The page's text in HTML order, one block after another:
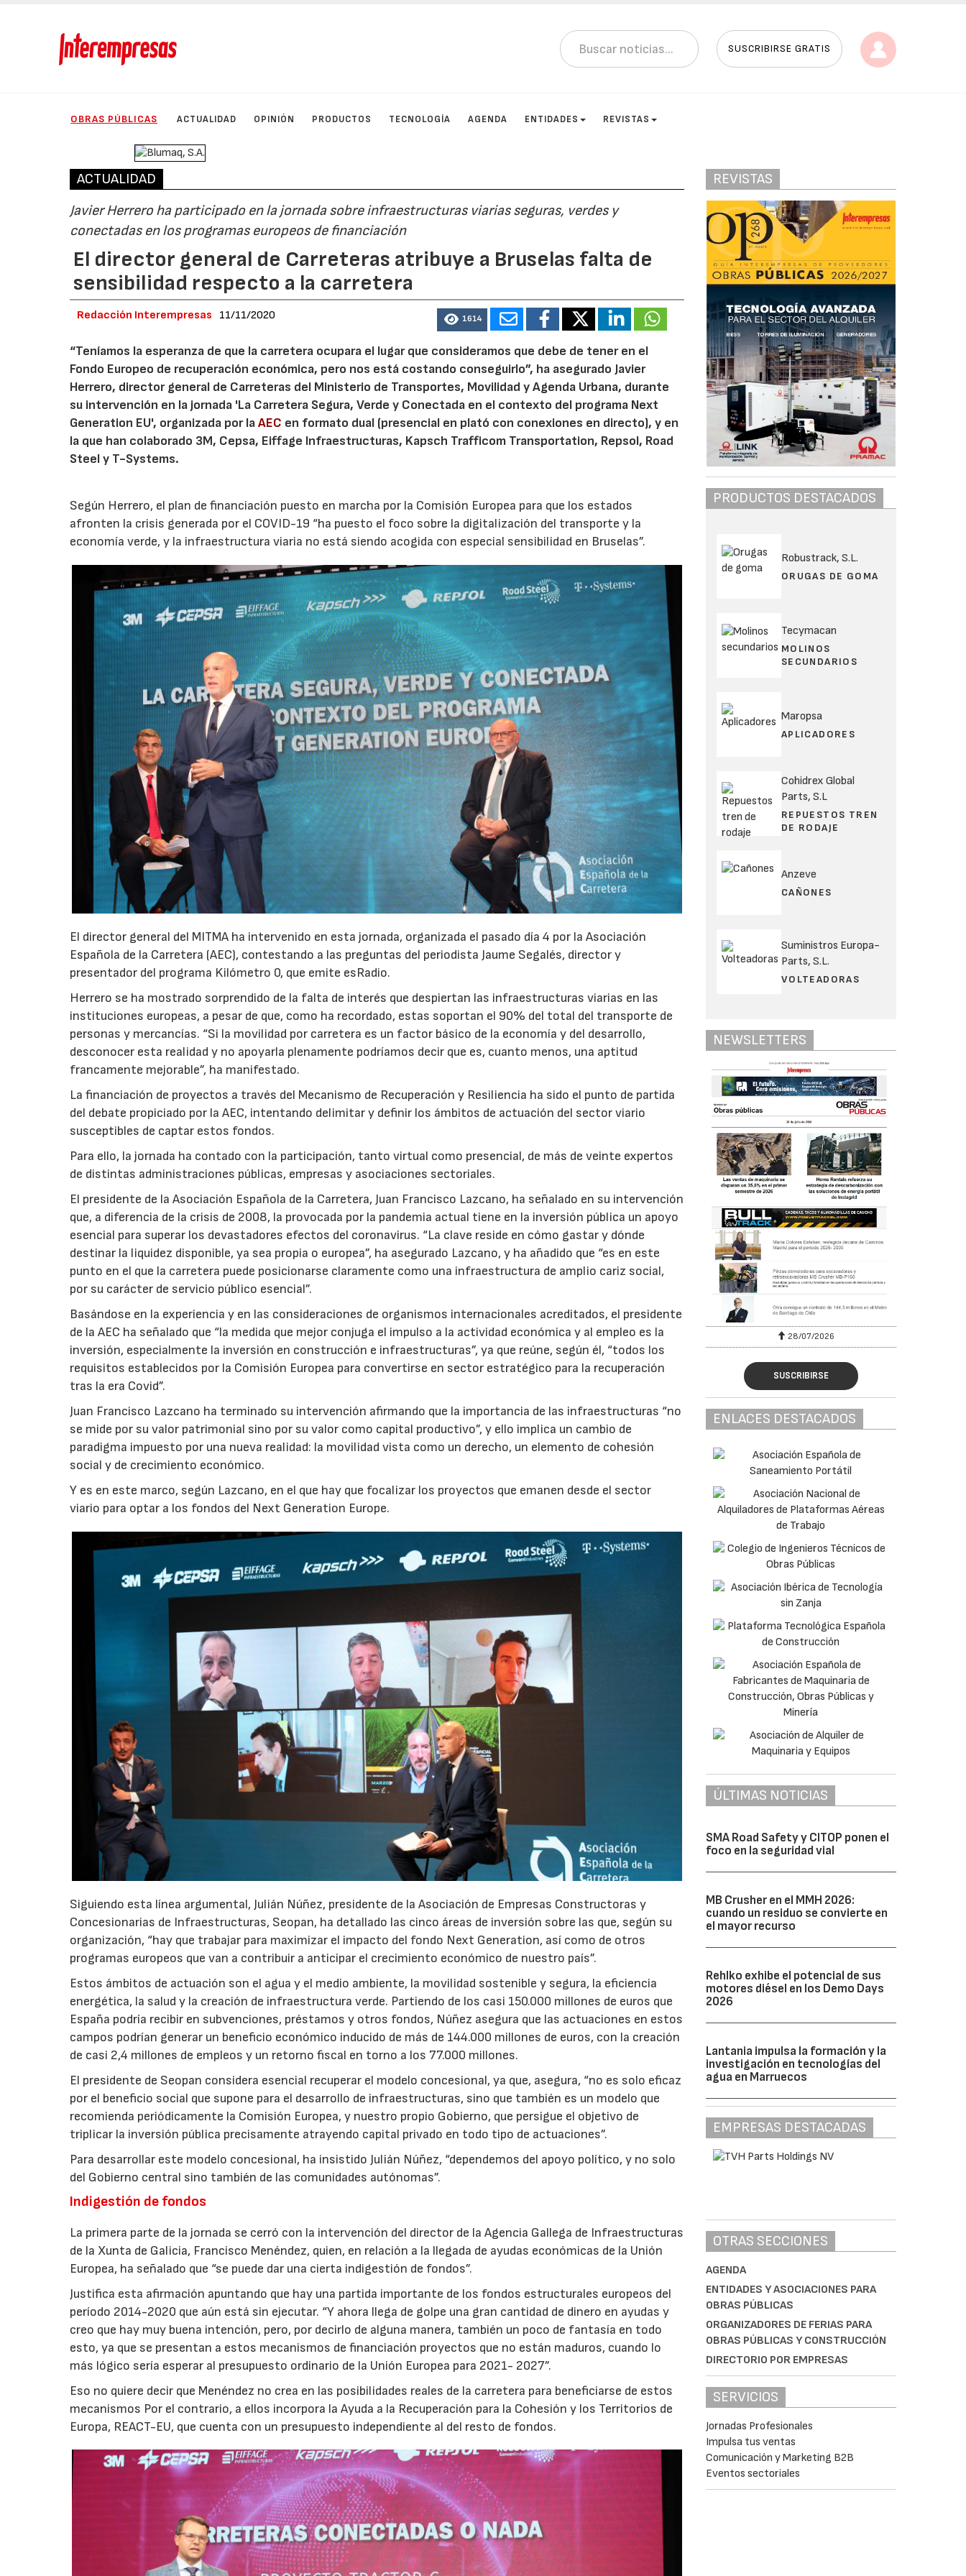
SUSCRIBIRSE GRATIS
OBRAS PÚBLICAS ACTUALIDAD OPINIÓN PRODUCTOS TECNOLOGÍA AGENDA ENTIDADES REVISTAS
ACTUALIDAD
Javier Herrero ha participado en la jornada sobre infraestructuras viarias seguras, verdes y
conectadas en los programas europeos de financiación
El director general de Carreteras atribuye a Bruselas falta de
sensibilidad respecto a la carretera
Redacción Interempresas 11/11/2020 1614
“Teníamos la esperanza de que la carretera ocupara el lugar que consideramos que debe de tener en el
Fondo Europeo de recuperación económica, pero nos está costando conseguirlo”, ha asegurado Javier
Herrero, director general de Carreteras del Ministerio de Transportes, Movilidad y Agenda Urbana, durante
su intervención en la jornada 'La Carretera Segura, Verde y Conectada en el contexto del programa Next
Generation EU', organizada por laAEC en formato dual (presencial en plató con conexiones en directo), y en
la que han colaborado 3M, Cepsa, Eiffage Infraestructuras, Kapsch Trafficom Transportation, Repsol, Road
Steel y T-Systems.
Según Herrero, el plan de financiación puesto en marcha por la Comisión Europea para que los estados
afronten la crisis generada por el COVID-19 “ha puesto el foco sobre la digitalización del transporte y la
economía verde, y la infraestructura viaria no está siendo acogida con especial sensibilidad en Bruselas”.
El director general del MITMA ha intervenido en esta jornada, organizada el pasado día 4 por la Asociación
Española de la Carretera (AEC), contestando a las preguntas del periodista Jaume Segalés, director y
presentador del programa Kilómetro 0, que emite esRadio.
Herrero se ha mostrado sorprendido de la falta de interés que despiertan las infraestructuras viarias en las
instituciones europeas, a pesar de que, como ha recordado, estas soportan el 90% del total del transporte de
personas y mercancías. “Si la movilidad por carretera es un factor básico de la economía y del desarrollo,
desconocer esta realidad y no apoyarla plenamente podríamos decir que es, cuanto menos, una aptitud
francamente mejorable”, ha manifestado.
La financiación de proyectos a través del Mecanismo de Recuperación y Resiliencia ha sido el punto de partida
del debate propiciado por la AEC, intentando delimitar y definir los ámbitos de actuación del sector viario
susceptibles de captar estos fondos.
Para ello, la jornada ha contado con la participación, tanto virtual como presencial, de más de veinte expertos
de distintas administraciones públicas, empresas y asociaciones sectoriales.
El presidente de la Asociación Española de la Carretera, Juan Francisco Lazcano, ha señalado en su intervención
que, a diferencia de la crisis de 2008, la provocada por la pandemia actual tiene en la inversión pública un apoyo
esencial para superar los devastadores efectos del coronavirus. “La clave reside en cómo gastar y dónde
destinar la liquidez disponible, ya sea propia o europea”, ha asegurado Lazcano, y ha añadido que “es en este
punto en el que la carretera puede posicionarse claramente como una infraestructura de amplio cariz social,
por su carácter de servicio público esencial”.
Basándose en la experiencia y en las consideraciones de organismos internacionales acreditados, el presidente
de la AEC ha señalado que “la medida que mejor conjuga el impulso a la actividad económica y al empleo es la
inversión, especialmente la inversión en construcción e infraestructuras”, ya que reúne, según él, “todos los
requisitos establecidos por la Comisión Europea para convertirse en sector estratégico para la recuperación
tras la era Covid”.
Juan Francisco Lazcano ha terminado su intervención afirmando que la importancia de las infraestructuras “no
se mide por su valor patrimonial sino por su valor como capital productivo”, y ello implica un cambio de
paradigma impuesto por una nueva realidad: la movilidad vista como un derecho, un elemento de cohesión
social y de crecimiento económico.
Y es en este marco, según Lazcano, en el que hay que focalizar los proyectos que emanen desde el sector
viario para optar a los fondos del Next Generation Europe.
Siguiendo esta línea argumental, Julián Núñez, presidente de la Asociación de Empresas Constructoras y
Concesionarias de Infraestructuras, Seopan, ha detallado las cinco áreas de inversión sobre las que, según su
organización, “hay que trabajar para maximizar el impacto del fondo Next Generation, así como de otros
programas europeos que van a contribuir a anticipar el crecimiento económico de nuestro país”.
Estos ámbitos de actuación son el agua y el medio ambiente, la movilidad sostenible y segura, la eficiencia
energética, la salud y la creación de infraestructura verde. Partiendo de los casi 150.000 millones de euros que
España podría recibir en subvenciones, préstamos y otros fondos, Núñez asegura que las actuaciones en estos
campos podrían generar un beneficio económico inducido de más de 144.000 millones de euros, con la creación
de casi 2,4 millones de empleos y un retorno fiscal en torno a los 77.000 millones.
El presidente de Seopan considera esencial recuperar el modelo concesional, ya que, asegura, “no es solo eficaz
por el beneficio social que supone para el desarrollo de infraestructuras, sino que también es un modelo que
recomienda periódicamente la Comisión Europea, y nuestro propio Gobierno, que persigue el objetivo de
triplicar la inversión pública precisamente atrayendo capital privado en todo tipo de actuaciones”.
Para desarrollar este modelo concesional, ha insistido Julián Núñez, “dependemos del apoyo político, y no solo
del Gobierno central sino también de las comunidades autónomas”.
Indigestión de fondos
La primera parte de la jornada se cerró con la intervención del director de la Agencia Gallega de Infraestructuras
de la Xunta de Galicia, Francisco Menéndez, quien, en relación a la llegada de ayudas económicas de la Unión
Europea, ha señalado que “se puede dar una cierta indigestión de fondos”.
Justifica esta afirmación apuntando que hay una partida importante de los fondos estructurales europeos del
período 2014-2020 que aún está sin ejecutar. “Y ahora llega de golpe una gran cantidad de dinero en ayudas y
creo que hay muy buena intención, pero, por decirlo de alguna manera, también un poco de fantasía en todo
esto, ya que se presentan a estos mecanismos de financiación proyectos que no están maduros, cuando lo
más lógico sería esperar al presupuesto ordinario de la Unión Europea para 2021- 2027”.
Eso no quiere decir que Menéndez no crea en las posibilidades reales de la carretera para beneficiarse de estos
mecanismos Por el contrario, a ellos incorpora la Ayuda a la Recuperación para la Cohesión y los Territorios de
Europa, REACT-EU, que cuenta con un presupuesto independiente al del resto de fondos.
REVISTAS
PRODUCTOS DESTACADOS
Robustrack, S.L.
ORUGAS DE GOMA
Tecymacan
MOLINOS
SECUNDARIOS
Maropsa
APLICADORES
Cohidrex Global
Parts, S.L
REPUESTOS TREN
DE RODAJE
Anzeve
CAÑONES
Suministros Europa-
Parts, S.L.
VOLTEADORAS
NEWSLETTERS
28/07/2026 30/07/2026 28/07/2026 30/07/2026
SUSCRIBIRSE
ENLACES DESTACADOS
ÚLTIMAS NOTICIAS
SMA Road Safety y CITOP ponen el
foco en la seguridad vial
MB Crusher en el MMH 2026:
cuando un residuo se convierte en
el mayor recurso
Rehlko exhibe el potencial de sus
motores diésel en los Demo Days
2026
Lantania impulsa la formación y la
investigación en tecnologías del
agua en Marruecos
EMPRESAS DESTACADAS
OTRAS SECCIONES
AGENDA
ENTIDADES Y ASOCIACIONES PARA
OBRAS PÚBLICAS
ORGANIZADORES DE FERIAS PARA
OBRAS PÚBLICAS Y CONSTRUCCIÓN
DIRECTORIO POR EMPRESAS
SERVICIOS
Jornadas Profesionales
Impulsa tus ventas
Comunicación y Marketing B2B
Eventos sectoriales